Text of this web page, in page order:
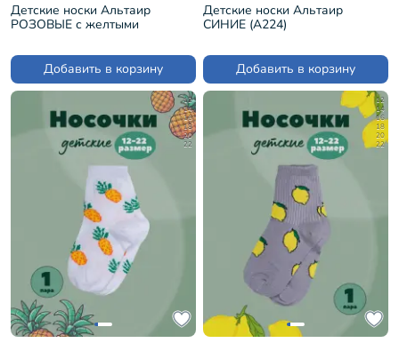
Детские носки Альтаир
РОЗОВЫЕ с желтыми
Добавить в корзину
Детские носки Альтаир
СИНИЕ (А224)
Добавить в корзину
12
14
16
18
20
22
12
14
16
18
20
22